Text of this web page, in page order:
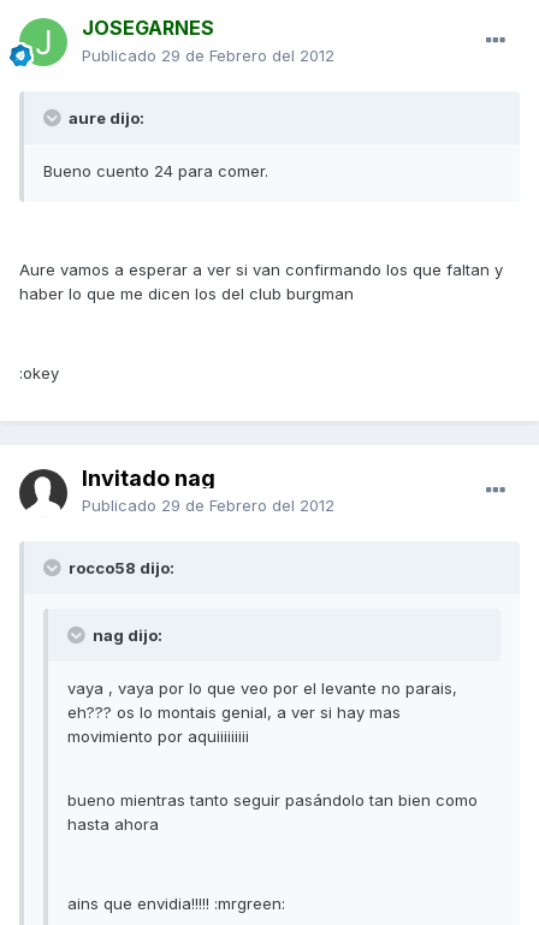
JOSEGARNES
Publicado 29 de Febrero del 2012
aure dijo:
Bueno cuento 24 para comer.
Aure vamos a esperar a ver si van confirmando los que faltan y
haber lo que me dicen los del club burgman
:okey
Invitado nag
Publicado 29 de Febrero del 2012
rocco58 dijo:
nag dijo:
vaya , vaya por lo que veo por el levante no parais,
eh??? os lo montais genial, a ver si hay mas
movimiento por aquiiiiiiiii
bueno mientras tanto seguir pasándolo tan bien como
hasta ahora
ains que envidia!!!!! :mrgreen: